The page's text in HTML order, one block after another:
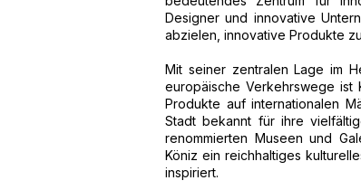
Designer und innovative
abzielen, innovative Produkte
Mit seiner zentralen Lage im
europäische Verkehrswege ist
Produkte auf internationalen
Stadt bekannt für ihre
renommierten Museen und
Köniz ein reichhaltiges
inspiriert.